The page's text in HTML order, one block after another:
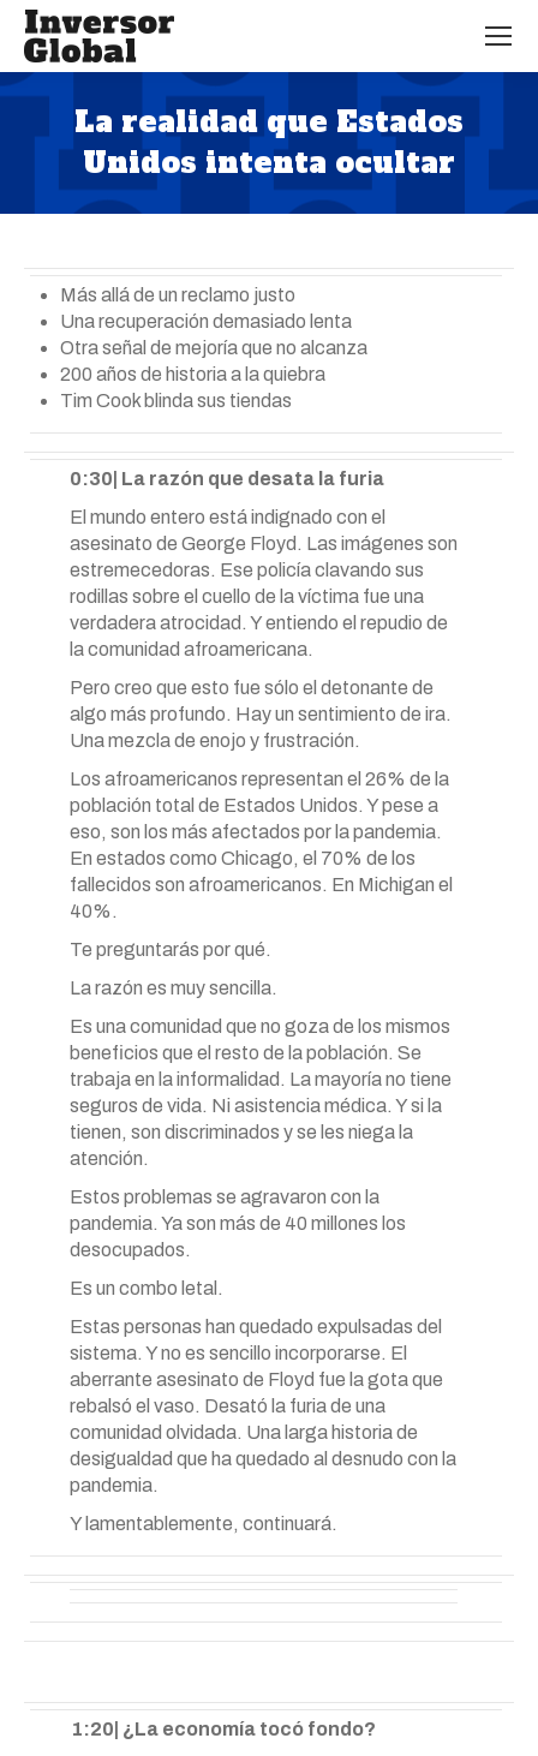
La realidad que Estados
Unidos intenta ocultar
Estás aquí:
Más allá de un reclamo justo
Una recuperación demasiado lenta
Otra señal de mejoría que no alcanza
200 años de historia a la quiebra
Tim Cook blinda sus tiendas
0:30| La razón que desata la furia
El mundo entero está indignado con el
asesinato de George Floyd. Las imágenes son
estremecedoras. Ese policía clavando sus
rodillas sobre el cuello de la víctima fue una
verdadera atrocidad. Y entiendo el repudio de
la comunidad afroamericana.
Pero creo que esto fue sólo el detonante de
algo más profundo. Hay un sentimiento de ira.
Una mezcla de enojo y frustración.
Los afroamericanos representan el 26% de la
población total de Estados Unidos. Y pese a
eso, son los más afectados por la pandemia.
En estados como Chicago, el 70% de los
fallecidos son afroamericanos. En Michigan el
40%.
Te preguntarás por qué.
La razón es muy sencilla.
Es una comunidad que no goza de los mismos
beneficios que el resto de la población. Se
trabaja en la informalidad. La mayoría no tiene
seguros de vida. Ni asistencia médica. Y si la
tienen, son discriminados y se les niega la
atención.
Estos problemas se agravaron con la
pandemia. Ya son más de 40 millones los
desocupados.
Es un combo letal.
Estas personas han quedado expulsadas del
sistema. Y no es sencillo incorporarse. El
aberrante asesinato de Floyd fue la gota que
rebalsó el vaso. Desató la furia de una
comunidad olvidada. Una larga historia de
desigualdad que ha quedado al desnudo con la
pandemia.
Y lamentablemente, continuará.
1:20| ¿La economía tocó fondo?